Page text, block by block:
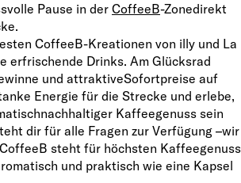
Pause in der CoffeeB-Zonedirekt
CoffeeB-Kreationen von illy und La
erfrischende Drinks. Am Glücksrad
und attraktiveSofortpreise auf
Energie für die Strecke und erlebe,
Kaffeegenuss sein
dir für alle Fragen zur Verfügung –wir
steht für höchsten Kaffeegenuss
und praktisch wie eine Kapsel